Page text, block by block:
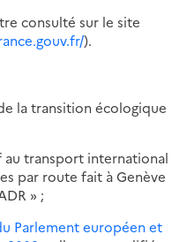
consulté sur le site
).
la transition écologique
transport international
par route fait à Genève
» ;
Parlement européen et